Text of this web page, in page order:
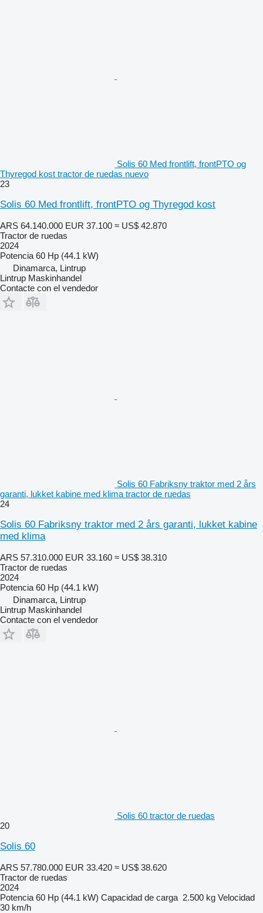
Solis 60 Med frontlift, frontPTO og
Thyregod kost tractor de ruedas nuevo
23
Solis 60 Med frontlift, frontPTO og Thyregod kost
ARS 64.140.000 EUR 37.100 ≈ US$ 42.870
Tractor de ruedas
2024
Potencia 60 Hp (44.1 kW)
Dinamarca, Lintrup
Lintrup Maskinhandel
Contacte con el vendedor
Solis 60 Fabriksny traktor med 2 års
garanti, lukket kabine med klima tractor de ruedas
24
Solis 60 Fabriksny traktor med 2 års garanti, lukket kabine
med klima
ARS 57.310.000 EUR 33.160 ≈ US$ 38.310
Tractor de ruedas
2024
Potencia 60 Hp (44.1 kW)
Dinamarca, Lintrup
Lintrup Maskinhandel
Contacte con el vendedor
Solis 60 tractor de ruedas
20
Solis 60
ARS 57.780.000 EUR 33.420 ≈ US$ 38.620
Tractor de ruedas
2024
Potencia 60 Hp (44.1 kW) Capacidad de carga 2.500 kg Velocidad
30 km/h